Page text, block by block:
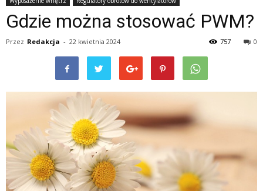
Gdzie można stosować PWM?
Przez Redakcja - 22 kwietnia 2024 0
757